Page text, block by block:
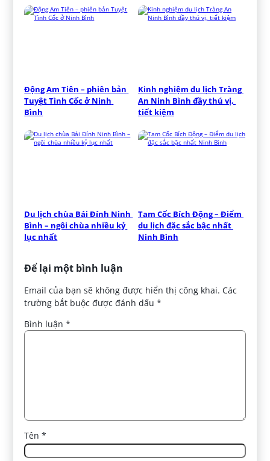
Động Am Tiên – phiên bản
Tuyệt Tình Cốc ở Ninh
Bình
Kinh nghiệm du lịch Tràng
An Ninh Bình đầy thú vị,
tiết kiệm
Du lịch chùa Bái Đính Ninh
Bình – ngôi chùa nhiều kỷ
lục nhất
Tam Cốc Bích Động – Điểm
du lịch đặc sắc bậc nhất
Ninh Bình
Để lại một bình luận
Email của bạn sẽ không được hiển thị công khai. Các
trường bắt buộc được đánh dấu*
Bình luận*
Tên*